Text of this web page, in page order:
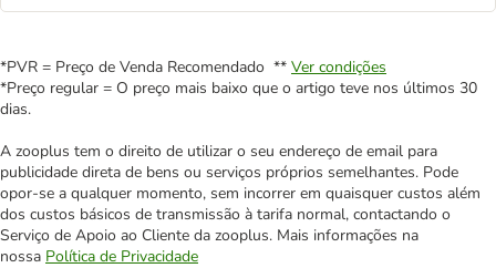
*PVR = Preço de Venda Recomendado ** Ver condições
*Preço regular = O preço mais baixo que o artigo teve nos últimos 30
dias.
A zooplus tem o direito de utilizar o seu endereço de email para
publicidade direta de bens ou serviços próprios semelhantes. Pode
opor-se a qualquer momento, sem incorrer em quaisquer custos além
dos custos básicos de transmissão à tarifa normal, contactando o
Serviço de Apoio ao Cliente da zooplus. Mais informações na
nossa Política de Privacidade